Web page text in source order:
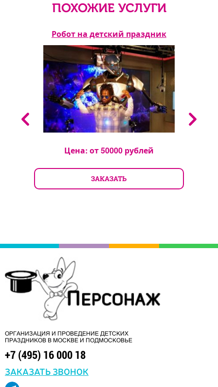
ПОХОЖИЕ УСЛУГИ
Робот на детский праздник
Цена: от50000рублей
ЗАКАЗАТЬ
ОРГАНИЗАЦИЯ И ПРОВЕДЕНИЕ ДЕТСКИХ
ПРАЗДНИКОВ В МОСКВЕ И ПОДМОСКОВЬЕ
+7 (495) 16 000 18
ЗАКАЗАТЬ ЗВОНОК